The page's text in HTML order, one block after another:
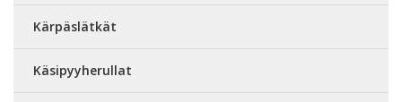
Kärpäslätkät
Käsipyyherullat